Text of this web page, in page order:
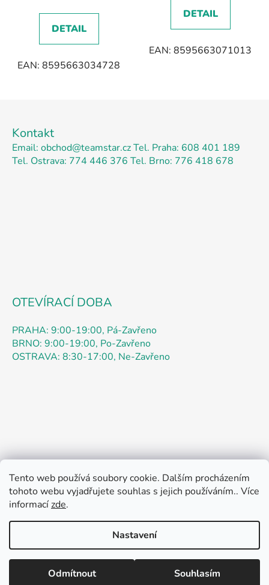
Tento web používá soubory cookie. Dalším procházením
tohoto webu vyjadřujete souhlas s jejich používáním.. Více
informacízde.
Nastavení
Odmítnout Souhlasím
Rádi bychom vás informovali: speciální promo akce až 52
% je určena výhradně pro OBJEDNÁVKY přes ESHOP
právě aktivoval funkci Oblíbené, aby si zákazníci mohli
vytvářet vlastní seznamy produktů. Srdečně zveme
DETAIL
EAN: 8595663034728
DETAIL
EAN: 8595663071013
Kontakt
Email: obchod@teamstar.czTel. Praha: 608 401 189
Tel. Ostrava: 774 446 376 Tel. Brno: 776 418 678
OTEVÍRACÍ DOBA
PRAHA: 9:00-19:00, Pá-Zavřeno
BRNO: 9:00-19:00, Po-Zavřeno
OSTRAVA: 8:30-17:00, Ne-Zavřeno
Obchodní podmínky Podmínky ochrany osobních údajů
Kontakty
Pokyny k objednávce Pokyny k registraci Reklamace
Práce Oznámení
Vytvořil Shoptet